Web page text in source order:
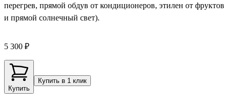
перегрев, прямой обдув от кондиционеров, этилен от фруктов
и прямой солнечный свет).
5 300 ₽
Купить
Купить в 1 клик